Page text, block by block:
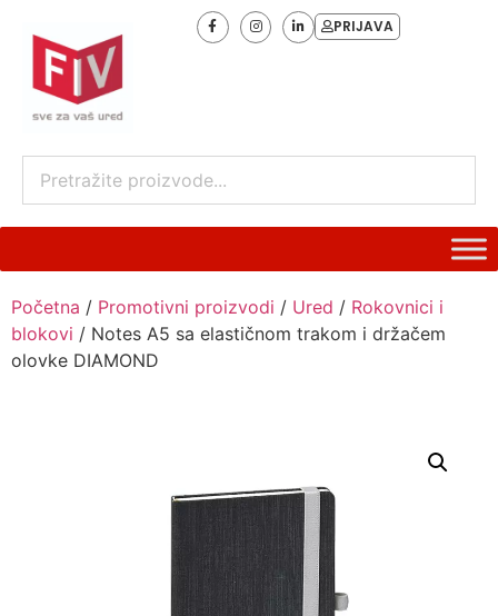
PRIJAVA
Početna / Promotivni proizvodi / Ured / Rokovnici i
blokovi / Notes A5 sa elastičnom trakom i držačem
olovke DIAMOND